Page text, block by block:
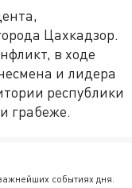
Цахкадзор.
в ходе
и лидера
республики
грабеже.
событиях дня.